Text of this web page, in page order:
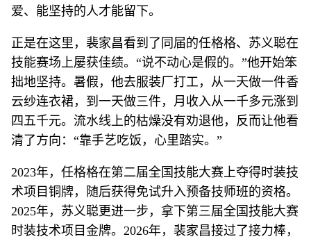
爱、能坚持的人才能留下。
正是在这里，裴家昌看到了同届的任格格、苏义聪在
技能赛场上屡获佳绩。“说不动心是假的。”他开始笨
拙地坚持。暑假，他去服装厂打工，从一天做一件香
云纱连衣裙，到一天做三件，月收入从一千多元涨到
四五千元。流水线上的枯燥没有劝退他，反而让他看
清了方向：“靠手艺吃饭，心里踏实。”
2023年，任格格在第二届全国技能大赛上夺得时装技
术项目铜牌，随后获得免试升入预备技师班的资格。
2025年，苏义聪更进一步，拿下第三届全国技能大赛
时装技术项目金牌。2026年，裴家昌接过了接力棒，